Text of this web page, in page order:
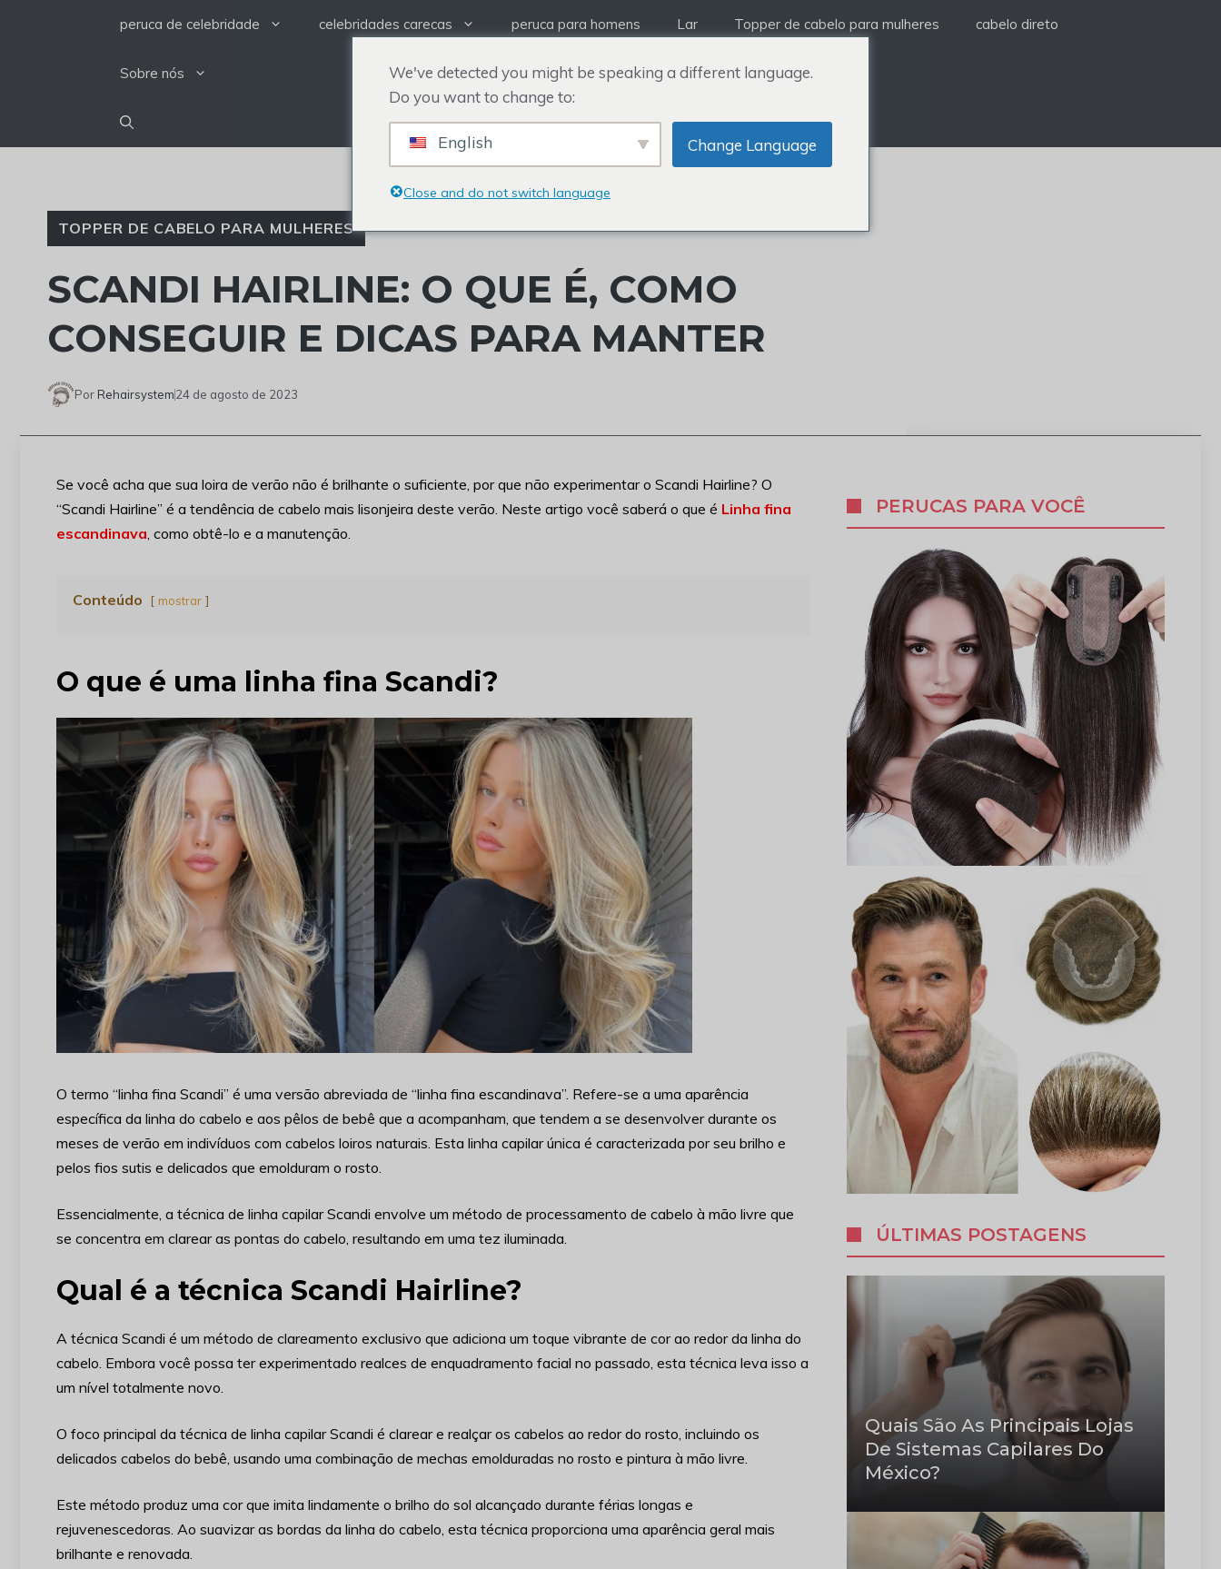
peruca de celebridade celebridades carecas peruca para homens Lar Topper de cabelo para mulheres cabelo direto
Sobre nós
TOPPER DE CABELO PARA MULHERES
SCANDI HAIRLINE: O QUE É, COMO
CONSEGUIR E DICAS PARA MANTER
Por Rehairsystem24 de agosto de 2023
Se você acha que sua loira de verão não é brilhante o suficiente, por que não experimentar o Scandi Hairline? O
“Scandi Hairline” é a tendência de cabelo mais lisonjeira deste verão. Neste artigo você saberá o que é Linha fina
escandinava, como obtê-lo e a manutenção.
Conteúdo mostrar
O que é uma linha fina Scandi?
O termo “linha fina Scandi” é uma versão abreviada de “linha fina escandinava”. Refere-se a uma aparência
específica da linha do cabelo e aos pêlos de bebê que a acompanham, que tendem a se desenvolver durante os
meses de verão em indivíduos com cabelos loiros naturais. Esta linha capilar única é caracterizada por seu brilho e
pelos fios sutis e delicados que emolduram o rosto.
Essencialmente, a técnica de linha capilar Scandi envolve um método de processamento de cabelo à mão livre que
se concentra em clarear as pontas do cabelo, resultando em uma tez iluminada.
Qual é a técnica Scandi Hairline?
A técnica Scandi é um método de clareamento exclusivo que adiciona um toque vibrante de cor ao redor da linha do
cabelo. Embora você possa ter experimentado realces de enquadramento facial no passado, esta técnica leva isso a
um nível totalmente novo.
O foco principal da técnica de linha capilar Scandi é clarear e realçar os cabelos ao redor do rosto, incluindo os
delicados cabelos do bebê, usando uma combinação de mechas emolduradas no rosto e pintura à mão livre.
Este método produz uma cor que imita lindamente o brilho do sol alcançado durante férias longas e
rejuvenescedoras. Ao suavizar as bordas da linha do cabelo, esta técnica proporciona uma aparência geral mais
brilhante e renovada.
PERUCAS PARA VOCÊ
ÚLTIMAS POSTAGENS
Quais São As Principais Lojas
De Sistemas Capilares Do
México?
We've detected you might be speaking a different language.
Do you want to change to:
English Change Language
Close and do not switch language